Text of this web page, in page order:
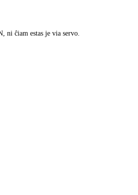
ni ĉiam estas je via servo.